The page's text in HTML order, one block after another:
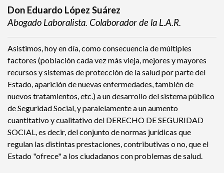
Don Eduardo López Suárez
Abogado Laboralista. Colaborador de la L.A.R.
Asistimos, hoy en día, como consecuencia de múltiples
factores (población cada vez más vieja, mejores y mayores
recursos y sistemas de protección de la salud por parte del
Estado, aparición de nuevas enfermedades, también de
nuevos tratamientos, etc.) a un desarrollo del sistema público
de Seguridad Social, y paralelamente a un aumento
cuantitativo y cualitativo del DERECHO DE SEGURIDAD
SOCIAL, es decir, del conjunto de normas jurídicas que
regulan las distintas prestaciones, contributivas o no, que el
Estado "ofrece" a los ciudadanos con problemas de salud.